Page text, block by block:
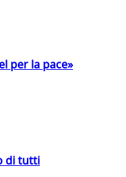
per la pace»
di tutti